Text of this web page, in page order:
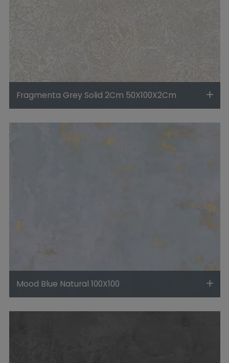
Fragmenta Grey Solid 2Cm 50X100X2Cm
Mood Blue Natural 100X100